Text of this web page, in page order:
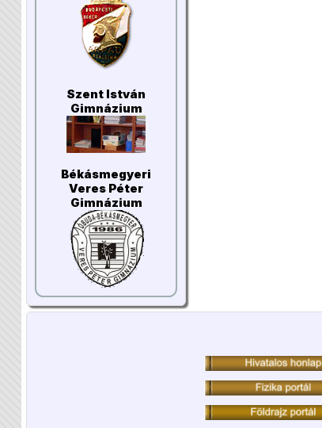
Szent István
Gimnázium
Békásmegyeri
Veres Péter
Gimnázium